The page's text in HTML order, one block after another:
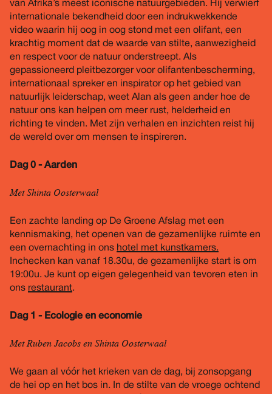
van Afrika’s meest iconische natuurgebieden. Hij verwierf
internationale bekendheid door een indrukwekkende
video waarin hij oog in oog stond met een olifant, een
krachtig moment dat de waarde van stilte, aanwezigheid
en respect voor de natuur onderstreept. Als
gepassioneerd pleitbezorger voor olifantenbescherming,
internationaal spreker en inspirator op het gebied van
natuurlijk leiderschap, weet Alan als geen ander hoe de
natuur ons kan helpen om meer rust, helderheid en
richting te vinden. Met zijn verhalen en inzichten reist hij
de wereld over om mensen te inspireren.
Dag 0 - Aarden
Met Shinta Oosterwaal
Een zachte landing op De Groene Afslag met een
kennismaking, het openen van de gezamenlijke ruimte en
een overnachting in ons hotel met kunstkamers.
Inchecken kan vanaf 18.30u, de gezamenlijke start is om
19:00u. Je kunt op eigen gelegenheid van tevoren eten in
ons restaurant.
Dag 1 - Ecologie en economie
Met Ruben Jacobs en Shinta Oosterwaal
We gaan al vóór het krieken van de dag, bij zonsopgang
de hei op en het bos in. In de stilte van de vroege ochtend